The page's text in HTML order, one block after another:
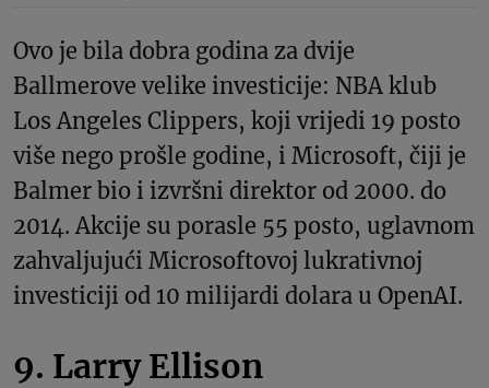
Ovo je bila dobra godina za dvije
Ballmerove velike investicije: NBA klub
Los Angeles Clippers, koji vrijedi 19 posto
više nego prošle godine, i Microsoft, čiji je
Balmer bio i izvršni direktor od 2000. do
2014. Akcije su porasle 55 posto, uglavnom
zahvaljujući Microsoftovoj lukrativnoj
investiciji od 10 milijardi dolara u OpenAI.
9. Larry Ellison